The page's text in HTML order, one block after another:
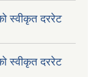
स्वीकृत दररेट
स्वीकृत दररेट